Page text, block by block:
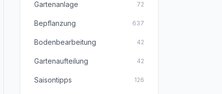
Gartenanlage 72
Bepflanzung 637
Bodenbearbeitung 42
Gartenaufteilung 42
Saisontipps 126